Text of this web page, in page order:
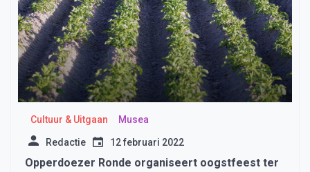
Cultuur & Uitgaan Musea
Redactie 12 februari 2022
Opperdoezer Ronde organiseert oogstfeest ter